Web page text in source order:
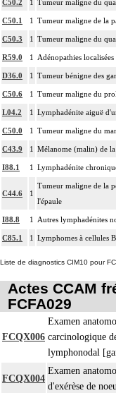
C50.2 1 Tumeur maligne du
C50.1 1 Tumeur maligne de la
C50.3 1 Tumeur maligne du
R59.0 1 Adénopathies localisées
D36.0 1 Tumeur bénigne des
C50.6 1 Tumeur maligne du
L04.2 1 Lymphadénite aiguë
C50.0 1 Tumeur maligne du
C43.9 1 Mélanome (malin) de la
I88.1 1 Lymphadénite
C44.6 1
Tumeur maligne de la
l'épaule
I88.8 1 Autres lymphadénites
C85.1 1 Lymphomes à cellules
Liste de diagnostics CIM10 pour
Actes CCAM
FCFA029
FCQX006
Examen
carcinologique
lymphonodal
FCQX004
Examen
d'exérèse de